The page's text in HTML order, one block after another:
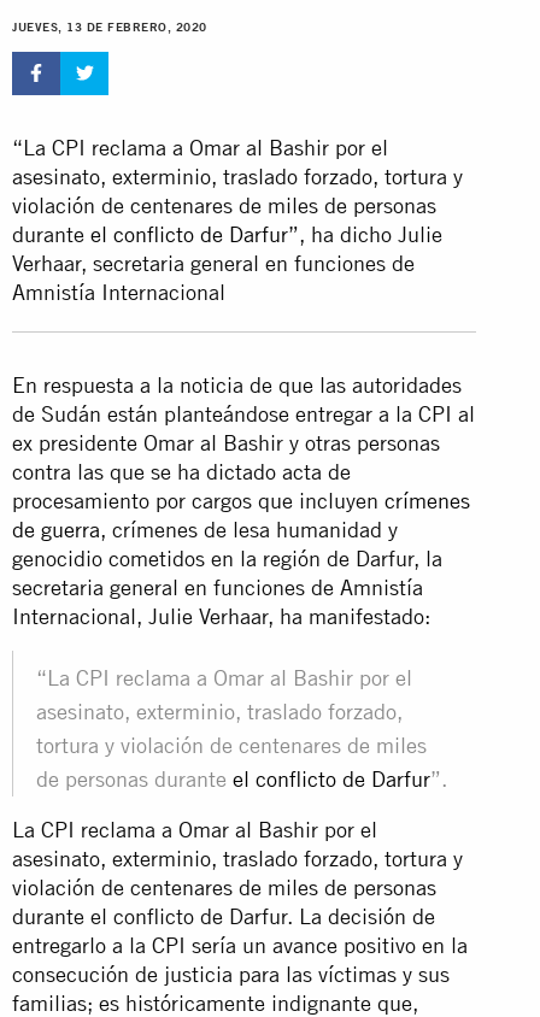
JUEVES, 13 DE FEBRERO, 2020
“La CPI reclama a Omar al Bashir por el
asesinato, exterminio, traslado forzado, tortura y
violación de centenares de miles de personas
durante el conflicto de Darfur”, ha dicho Julie
Verhaar, secretaria general en funciones de
Amnistía Internacional
En respuesta a la noticia de que las autoridades
de Sudán están planteándose entregar a la CPI al
ex presidente Omar al Bashir y otras personas
contra las que se ha dictado acta de
procesamiento por cargos que incluyen crímenes
de guerra, crímenes de lesa humanidad y
genocidio cometidos en la región de Darfur, la
secretaria general en funciones de Amnistía
Internacional, Julie Verhaar, ha manifestado:
“La CPI reclama a Omar al Bashir por el
asesinato, exterminio, traslado forzado,
tortura y violación de centenares de miles
de personas durante el conflicto de Darfur”.
La CPI reclama a Omar al Bashir por el
asesinato, exterminio, traslado forzado, tortura y
violación de centenares de miles de personas
durante el conflicto de Darfur. La decisión de
entregarlo a la CPI sería un avance positivo en la
consecución de justicia para las víctimas y sus
familias; es históricamente indignante que,